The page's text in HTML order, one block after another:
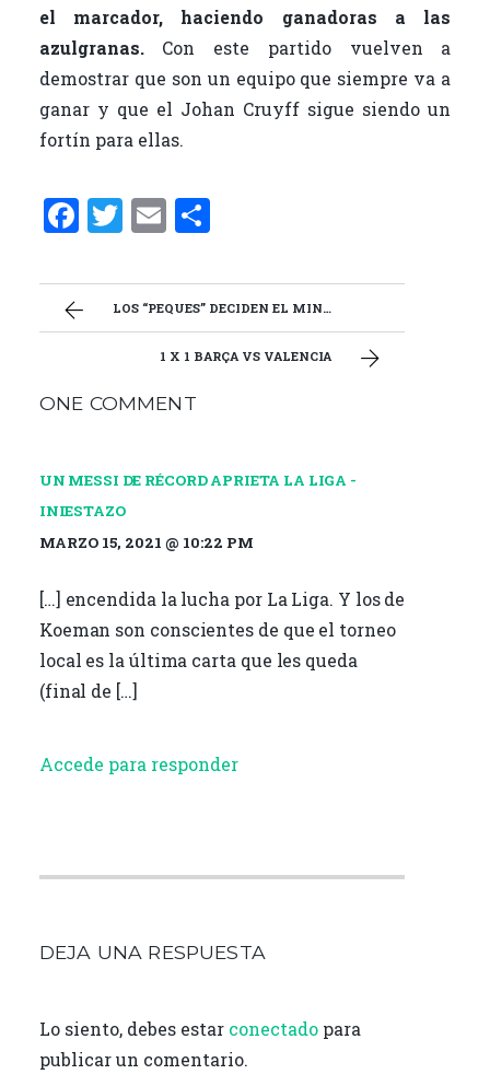
el marcador, haciendo ganadoras a las
azulgranas.Con este partido vuelven a
demostrar que son un equipo que siempre va a
ganar y que el Johan Cruyff sigue siendo un
fortín para ellas.
F
ce
b
o
k
T
it
te
E
ai
l
C
m
p
ar
LOS “PEQUES” DECIDEN EL MINIDERBI
1 X 1 BARÇA VS VALENCIA
ONE COMMENT
UN MESSI DE RÉCORD APRIETA LA LIGA -
INIESTAZO
MARZO 15, 2021 @ 10:22 PM
[…] encendida la lucha por La Liga. Y los de
Koeman son conscientes de que el torneo
local es la última carta que les queda
(final de […]
Accede para responder
DEJA UNA RESPUESTA
Lo siento, debes estar conectadopara
publicar un comentario.